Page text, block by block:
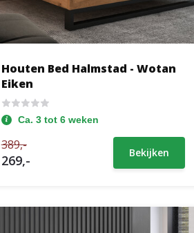
Houten Bed Halmstad - Wotan
Eiken
Ca. 3 tot 6 weken
389,-
269,- Bekijken